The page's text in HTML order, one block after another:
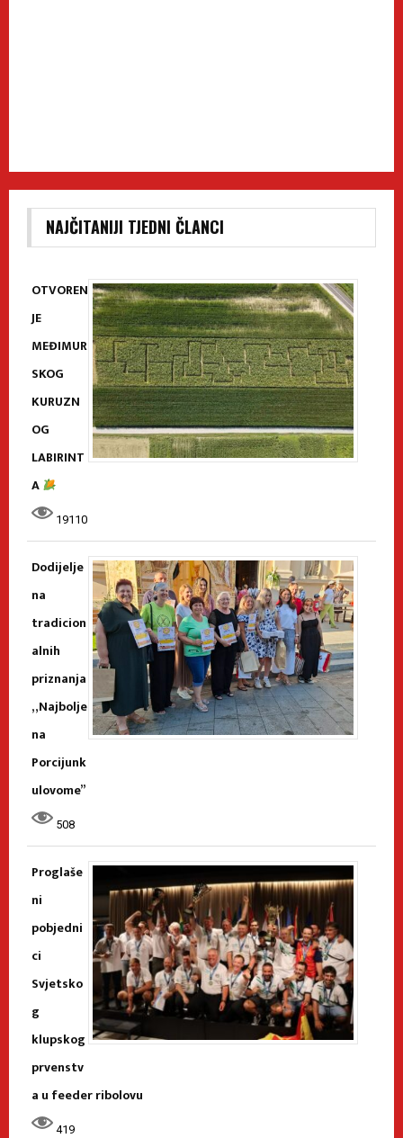
NAJČITANIJI TJEDNI ČLANCI
OTVOREN
JE
MEĐIMUR
SKOG
KURUZN
OG
LABIRINT
A
19110
Dodijelje
na
tradicion
alnih
priznanja
„Najbolje
na
Porcijunk
ulovome”
508
Proglaše
ni
pobjedni
ci
Svjetsko
g
klupskog
prvenstv
a u feeder ribolovu
419